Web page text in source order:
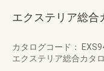
エクステリア総合
カタログコード：
エクステリア総合カタ